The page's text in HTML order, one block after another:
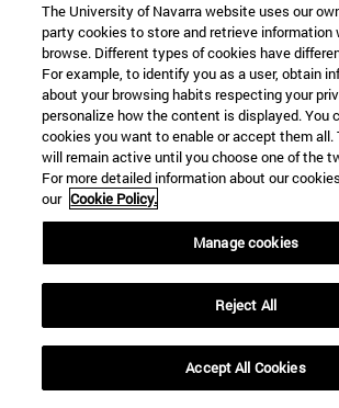
<!-- Modal de video
<div class="modal
<div
<div
<div
</
<div
The University of Navarra website uses our
party cookies to store and retrieve information
browse. Different types of cookies have
For example, to identify you as a user, obtain
about your browsing habits respecting your
personalize how the content is displayed. You
cookies you want to enable or accept them all.
will remain active until you choose one of the
For more detailed information about our
our Cookie Policy.
Manage cookies
Reject All
Accept All Cookies